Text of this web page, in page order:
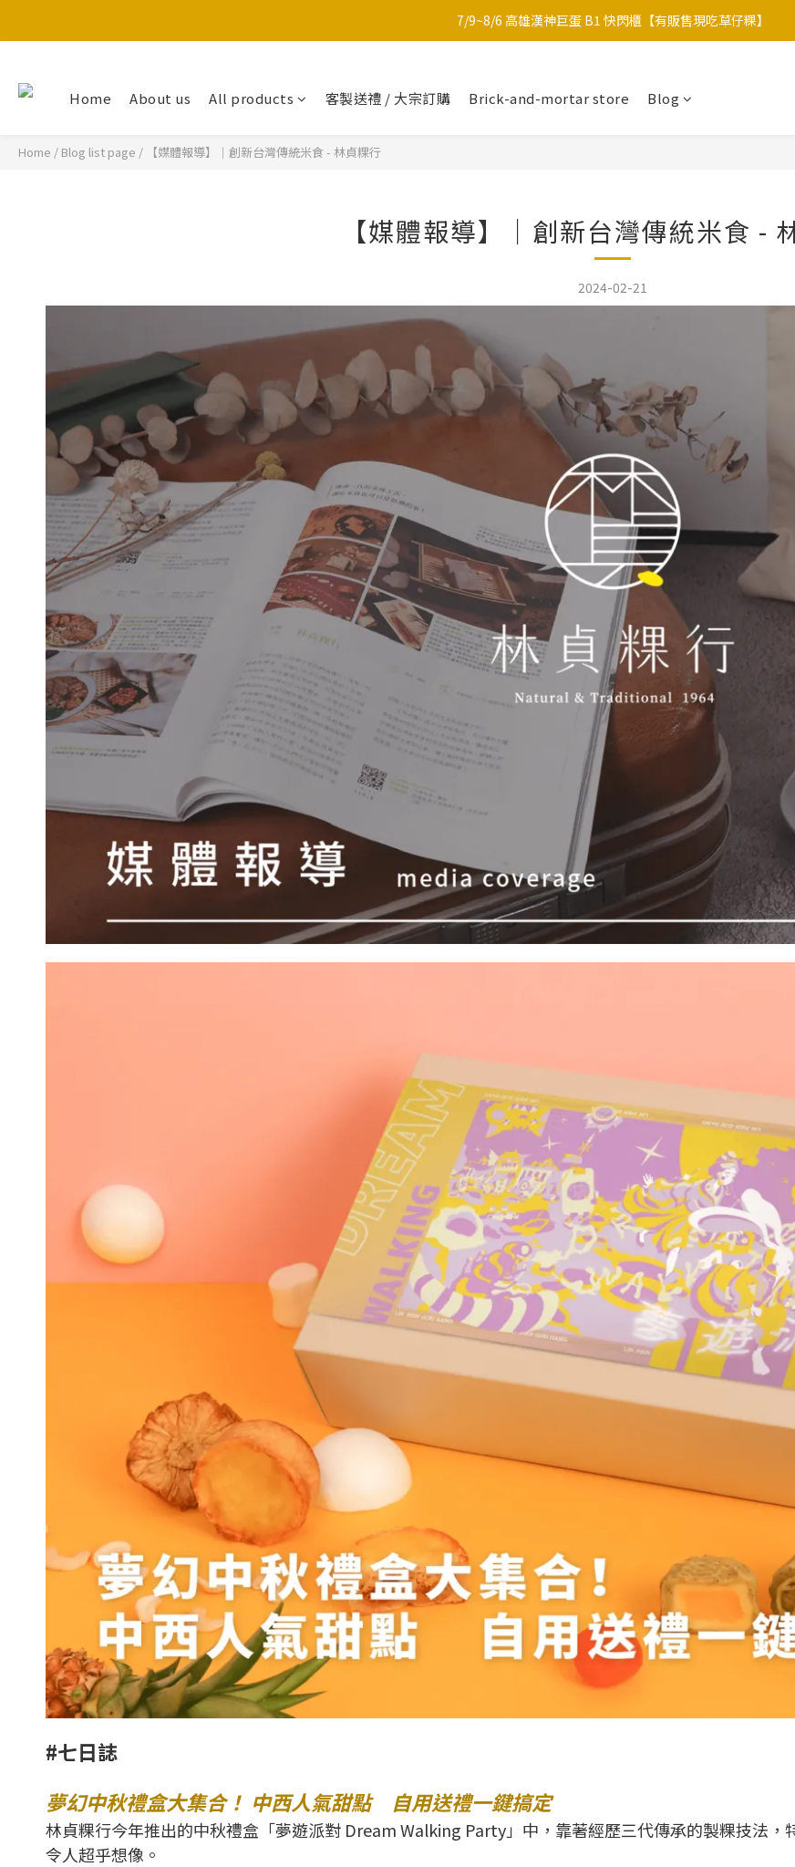
中秋限定-福滿糕 〔預購中〕8/12開始出貨
7/9~8/6 高雄漢神巨蛋 B1 快閃櫃【有販售現吃草仔粿】
Home About us All products 客製送禮 / 大宗訂購 Brick-and-mortar store Blog
Home / Blog list page / 【媒體報導】｜創新台灣傳統米食 - 林貞粿行
【媒體報導】｜創新台灣傳統米食 -
2024-02-21
#七日誌
夢幻中秋禮盒大集合！ 中西人氣甜點 自用送禮一鍵搞定
林貞粿行今年推出的中秋禮盒「夢遊派對 Dream Walking Party」中，靠著經歷三代傳承的製粿技法
令人超乎想像。